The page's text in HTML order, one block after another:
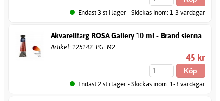
Endast 3 st i lager - Skickas inom: 1-3 vardagar
Akvarellfärg ROSA Gallery 10 ml - Bränd sienna
Artikel: 125142. PG: M2
45 kr
Endast 2 st i lager - Skickas inom: 1-3 vardagar